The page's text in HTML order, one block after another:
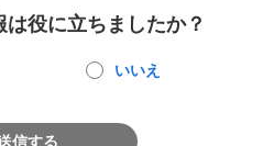
役に立ちましたか？
いいえ
信する